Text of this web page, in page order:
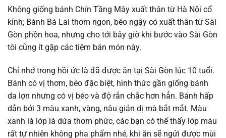
Không giống bánh Chín Tầng Mây xuất thân từ Hà Nội cổ
kính; Bánh Bà Lai thơm ngon, béo ngậy có xuất thân từ Sài
Gòn phồn hoa, nhưng cho tới bây giờ khi bước vào Sài Gòn
tôi cũng ít gặp các tiệm bán món này.
Chỉ nhớ trong hồi ức là đã được ăn tại Sài Gòn lúc 10 tuổi.
Bánh có vị thơm, béo đặc biệt, hình thức gần giống bánh
da lợn nhưng có vị béo và độ rắn chắc hơn hẳn. Bánh hấp
dẫn bởi 3 màu xanh, vàng, nâu giản dị mà bắt mắt. Màu
xanh là lớp lá dứa thơm phức, các bạn có thể thấy lớp màu
rất tự nhiên không pha phẩm nhé, khi ăn sẽ ngửi được mùi